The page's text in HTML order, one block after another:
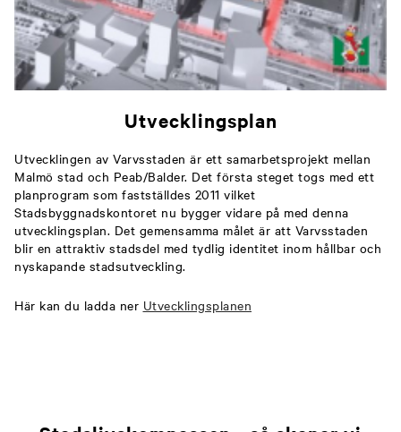
Utvecklingsplan
Utvecklingen av Varvsstaden är ett samarbetsprojekt mellan
Malmö stad och Peab/Balder. Det första steget togs med ett
planprogram som fastställdes 2011 vilket
Stadsbyggnadskontoret nu bygger vidare på med denna
utvecklingsplan. Det gemensamma målet är att Varvsstaden
blir en attraktiv stadsdel med tydlig identitet inom hållbar och
nyskapande stadsutveckling.
Här kan du ladda ner Utvecklingsplanen